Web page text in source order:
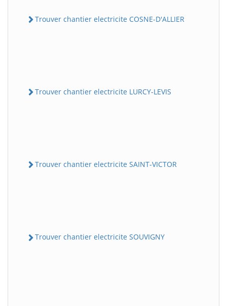
Trouver chantier electricite COSNE-D'ALLIER
Trouver chantier electricite LURCY-LEVIS
Trouver chantier electricite SAINT-VICTOR
Trouver chantier electricite SOUVIGNY